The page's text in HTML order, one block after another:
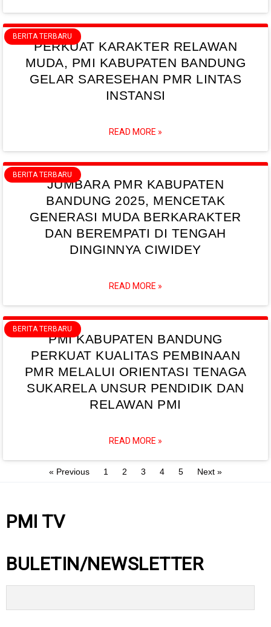
BERITA TERBARU
PERKUAT KARAKTER RELAWAN
MUDA, PMI KABUPATEN BANDUNG
GELAR SARESEHAN PMR LINTAS
INSTANSI
READ MORE »
BERITA TERBARU
JUMBARA PMR KABUPATEN
BANDUNG 2025, MENCETAK
GENERASI MUDA BERKARAKTER
DAN BEREMPATI DI TENGAH
DINGINNYA CIWIDEY
READ MORE »
BERITA TERBARU
PMI KABUPATEN BANDUNG
PERKUAT KUALITAS PEMBINAAN
PMR MELALUI ORIENTASI TENAGA
SUKARELA UNSUR PENDIDIK DAN
RELAWAN PMI
READ MORE »
« Previous 1 2 3 4 5 Next »
PMI TV
BULETIN/NEWSLETTER